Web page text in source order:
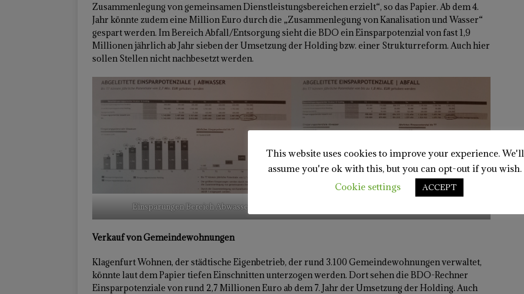
Zusammenlegung von gemeinsamen Dienstleistungsbereichen erzielt“, so das Papier. Ab dem 4.
Jahr könnte zudem eine Million Euro durch die „Zusammenlegung von Kanalisation und Wasser“
gespart werden. Im Bereich Abfall/Entsorgung sieht die BDO ein Einsparpotenzial von fast 1,9
Millionen jährlich ab Jahr sieben der Umsetzung der Holding bzw. einer Strukturreform. Auch hier
sollen Stellen nicht nachbesetzt werden.
Einsparungen Bereich Abwasser
Verkauf von Gemeindewohnungen
Klagenfurt Wohnen, der städtische Eigenbetrieb, der rund 3.100 Gemeindewohnungen verwaltet,
könnte laut dem Papier tiefen Einschnitten unterzogen werden. Dort sehen die BDO-Rechner
Einsparpotenziale von rund 2,7 Millionen Euro ab dem 7. Jahr der Umsetzung der Holding. Auch
This website uses cookies to improve your experience. We'll
assume you're ok with this, but you can opt-out if you wish.
Cookie settings
ACCEPT